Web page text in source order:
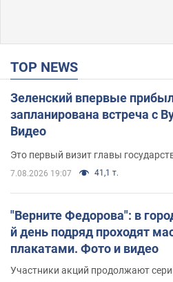
TOP NEWS
Зеленский впервые
запланирована встреча с
Видео
Это первый визит главы
7.08.2026 19:07 41,1 т.
"Верните Федорова": в
й день подряд проходят
плакатами. Фото и видео
Участники акций продолжают